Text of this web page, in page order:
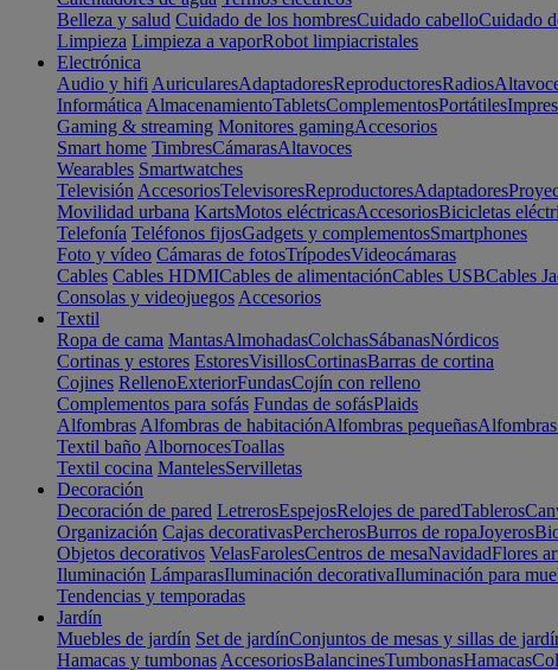
Belleza y salud Cuidado de los hombresCuidado cabelloCuidado
Limpieza Limpieza a vaporRobot limpiacristales
Electrónica
Audio y hifi AuricularesAdaptadoresReproductoresRadios
Informática AlmacenamientoTabletsComplementosPortátiles
Gaming & streaming Monitores gamingAccesorios
Smart home TimbresCámarasAltavoces
Wearables Smartwatches
Televisión AccesoriosTelevisoresReproductoresAdaptadores
Movilidad urbana KartsMotos eléctricasAccesoriosBicicletas
Telefonía Teléfonos fijosGadgets y complementosSmartphones
Foto y vídeo Cámaras de fotosTrípodesVideocámaras
Cables Cables HDMICables de alimentaciónCables USBCables
Consolas y videojuegos Accesorios
Textil
Ropa de cama MantasAlmohadasColchasSábanasNórdicos
Cortinas y estores EstoresVisillosCortinasBarras de cortina
Cojines RellenoExteriorFundasCojín con relleno
Complementos para sofás Fundas de sofásPlaids
Alfombras Alfombras de habitaciónAlfombras pequeñas
Textil baño AlbornocesToallas
Textil cocina MantelesServilletas
Decoración
Decoración de pared LetrerosEspejosRelojes de paredTableros
Organización Cajas decorativasPercherosBurros de ropaJoyeros
Objetos decorativos VelasFarolesCentros de mesaNavidadFlores
Iluminación LámparasIluminación decorativaIluminación para
Tendencias y temporadas
Jardín
Muebles de jardín Set de jardínConjuntos de mesas y sillas de
Hamacas y tumbonas AccesoriosBalancinesTumbonasHamacas